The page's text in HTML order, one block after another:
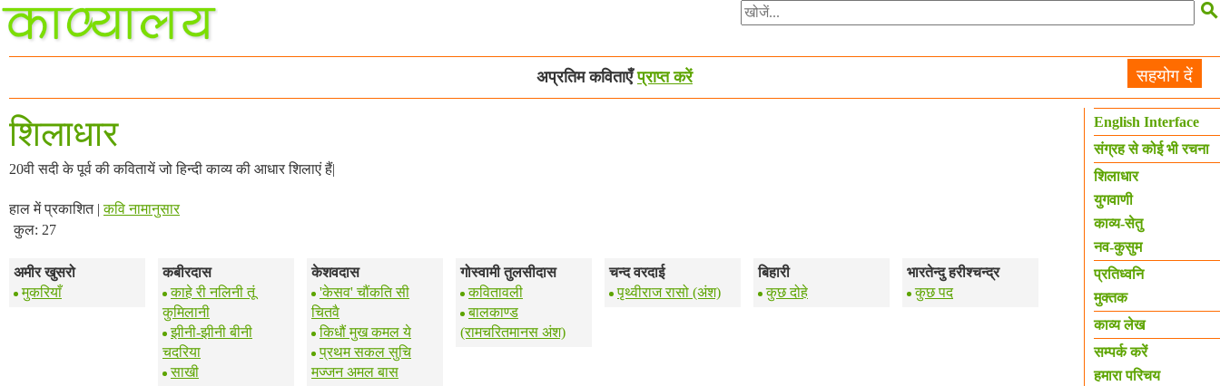

सहयोग दें
अप्रतिम कविताएँप्राप्त करें
English Interface
संग्रह से कोई भी रचना
शिलाधार
युगवाणी
काव्य-सेतु
नव-कुसुम
प्रतिध्वनि
मुक्तक
काव्य लेख
सम्पर्क करें
हमारा परिचय
शिलाधार
20वी सदी के पूर्व की कवितायें जो हिन्दी काव्य की आधार शिलाएं हैं|
हाल में प्रकाशित |कवि नामानुसार
कुल: 27
अमीर खुसरो
मुकरियाँ
कबीरदास
काहे री नलिनी तूं
कुमिलानी
झीनी-झीनी बीनी
चदरिया
साखी
केशवदास
'केसव' चौंकति सी
चितवै
किधौं मुख कमल ये
प्रथम सकल सुचि
मज्जन अमल बास
गोस्वामी तुलसीदास
कवितावली
बालकाण्ड
(रामचरितमानस अंश)
चन्द वरदाई
पृथ्वीराज रासो (अंश)
बिहारी
कुछ दोहे
भारतेन्दु हरीश्चन्द्र
कुछ पद